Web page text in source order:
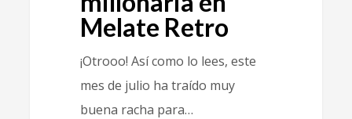
Melate Retro
¡Otrooo! Así como lo lees, este
mes de julio ha traído muy
buena racha para…